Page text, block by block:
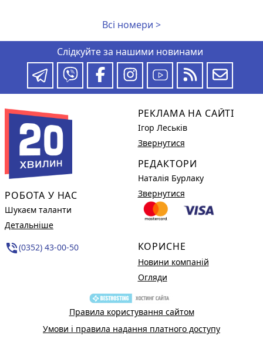
Всі номери >
Слідкуйте за нашими новинами
РОБОТА У НАС
Шукаєм таланти
Детальніше
phone_in_talk(0352) 43-00-50
РЕКЛАМА НА САЙТІ
Ігор Леськів
Звернутися
РЕДАКТОРИ
Наталія Бурлаку
Звернутися
КОРИСНЕ
Новини компаній
Огляди
Правила користування сайтом
Умови і правила надання платного доступу